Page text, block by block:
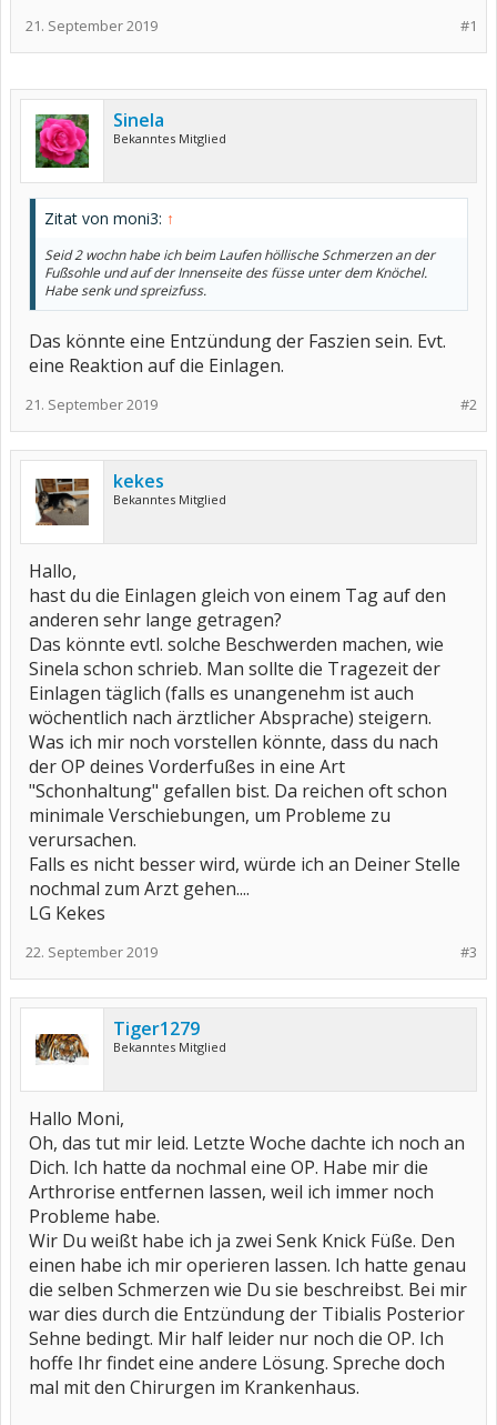
#1
21. September 2019
Sinela
Bekanntes Mitglied
Zitat von moni3: ↑
Seid 2 wochn habe ich beim Laufen höllische Schmerzen an der
Fußsohle und auf der Innenseite des füsse unter dem Knöchel.
Habe senk und spreizfuss.
Das könnte eine Entzündung der Faszien sein. Evt.
eine Reaktion auf die Einlagen.
#2
21. September 2019
kekes
Bekanntes Mitglied
Hallo,
hast du die Einlagen gleich von einem Tag auf den
anderen sehr lange getragen?
Das könnte evtl. solche Beschwerden machen, wie
Sinela schon schrieb. Man sollte die Tragezeit der
Einlagen täglich (falls es unangenehm ist auch
wöchentlich nach ärztlicher Absprache) steigern.
Was ich mir noch vorstellen könnte, dass du nach
der OP deines Vorderfußes in eine Art
"Schonhaltung" gefallen bist. Da reichen oft schon
minimale Verschiebungen, um Probleme zu
verursachen.
Falls es nicht besser wird, würde ich an Deiner Stelle
nochmal zum Arzt gehen....
LG Kekes
#3
22. September 2019
Tiger1279
Bekanntes Mitglied
Hallo Moni,
Oh, das tut mir leid. Letzte Woche dachte ich noch an
Dich. Ich hatte da nochmal eine OP. Habe mir die
Arthrorise entfernen lassen, weil ich immer noch
Probleme habe.
Wir Du weißt habe ich ja zwei Senk Knick Füße. Den
einen habe ich mir operieren lassen. Ich hatte genau
die selben Schmerzen wie Du sie beschreibst. Bei mir
war dies durch die Entzündung der Tibialis Posterior
Sehne bedingt. Mir half leider nur noch die OP. Ich
hoffe Ihr findet eine andere Lösung. Spreche doch
mal mit den Chirurgen im Krankenhaus.